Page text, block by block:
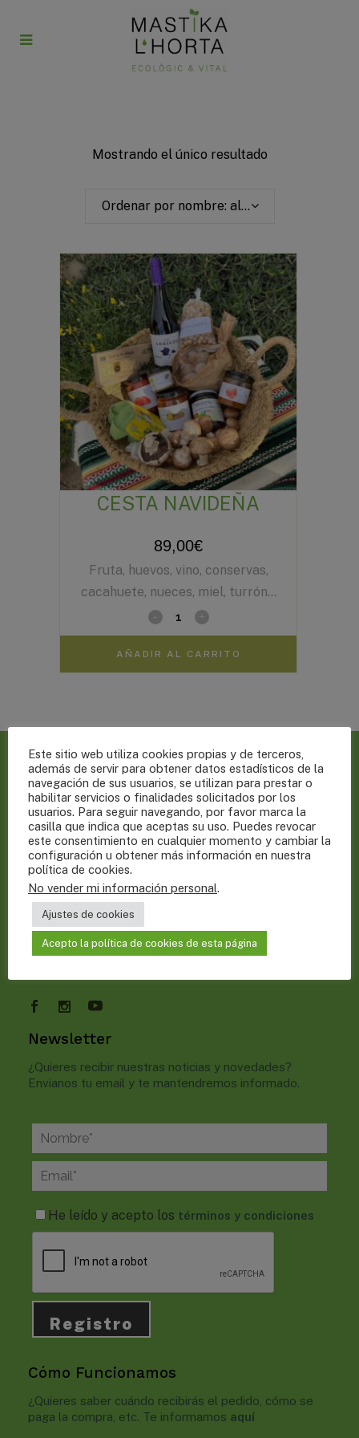
Mostrando el único resultado
Ordenar por nombre: alfabéticamente
AÑADIR AL CARRITO
CESTA NAVIDEÑA
89,00€
Fruta, huevos, vino, conservas,
cacahuete, nueces, miel, turrón…
MASTIKA L'HORTA
Camí del Brosquil 2D · 46013 Valencia
contacto@mastikalhorta.com
mastikalhorta.com
Tel: 677533315 / 633790865
Horario de atención: Lunes a viernes 9.00h-20h.
Sábados 10-14h.
Newsletter
¿Quieres recibir nuestras noticias y novedades?
Envianos tu email y te mantendremos informado.
He leído y acepto los términos y condiciones
Cómo Funcionamos
¿Quieres saber cuándo recibirás el pedido, cómo se
paga la compra, etc. Te informamos aquí
Este sitio web utiliza cookies propias y de terceros,
además de servir para obtener datos estadísticos de la
navegación de sus usuarios, se utilizan para prestar o
habilitar servicios o finalidades solicitados por los
usuarios. Para seguir navegando, por favor marca la
casilla que indica que aceptas su uso. Puedes revocar
este consentimiento en cualquier momento y cambiar la
configuración u obtener más información en nuestra
política de cookies.
No vender mi información personal.
Ajustes de cookies
Acepto la política de cookies de esta página